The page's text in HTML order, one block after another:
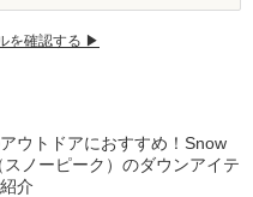
を確認する ▶︎
ウトドアにおすすめ！Snow
スノーピーク）のダウンアイテ
介